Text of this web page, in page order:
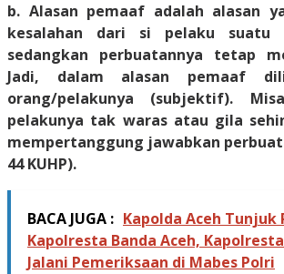
b. Alasan pemaaf adalah alasan
kesalahan dari si pelaku suatu
sedangkan perbuatannya tetap
Jadi, dalam alasan pemaaf
orang/pelakunya (subjektif).
pelakunya tak waras atau gila
mempertanggung jawabkan
44 KUHP).
BACA JUGA : Kapolda Aceh Tunjuk
Kapolresta Banda Aceh,
Jalani Pemeriksaan di Mabes Polri